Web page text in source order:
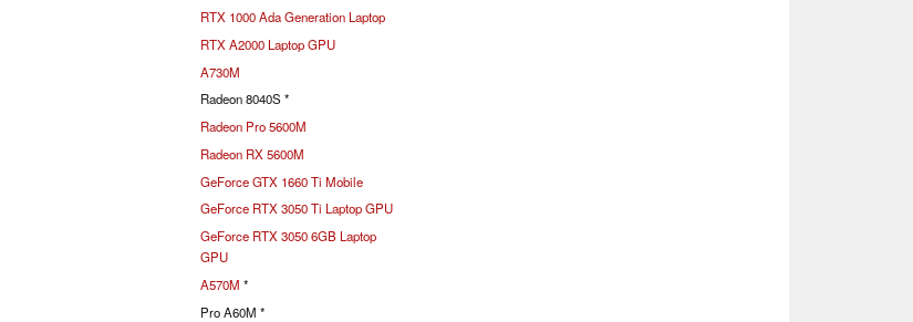
RTX 1000 Ada Generation Laptop
RTX A2000 Laptop GPU
A730M
Radeon 8040S *
Radeon Pro 5600M
Radeon RX 5600M
GeForce GTX 1660 Ti Mobile
GeForce RTX 3050 Ti Laptop GPU
GeForce RTX 3050 6GB Laptop
GPU
A570M *
Pro A60M *